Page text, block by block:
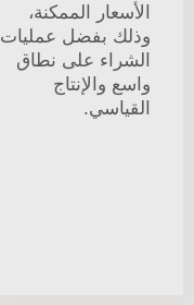
الأسعار الممكنة،
وذلك بفضل عمليات
الشراء على نطاق
واسع والإنتاج
القياسي.